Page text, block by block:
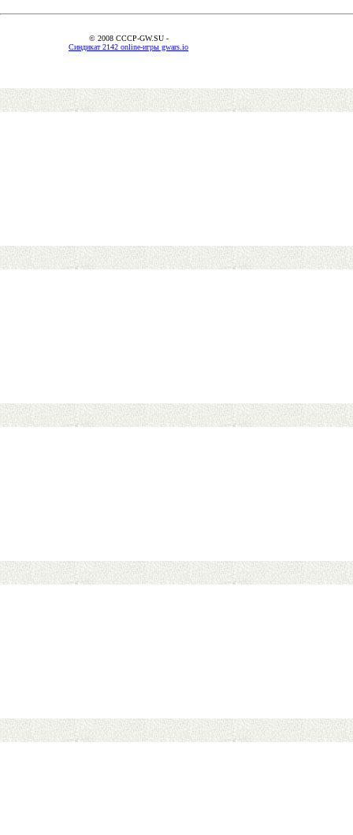
© 2008 CCCP-GW.SU -
Синдикат 2142 online-игры gwars.io